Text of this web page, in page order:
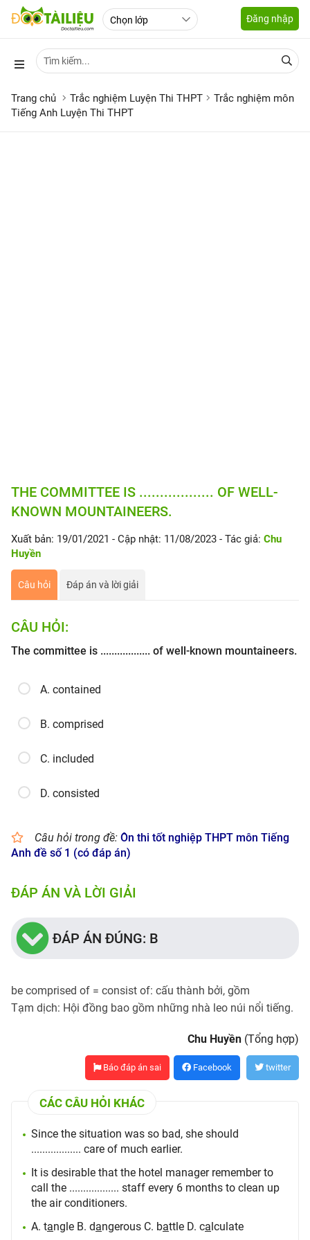
Đăng nhập
Trang chủ Trắc nghiệm Luyện Thi THPT
Trắc nghiệm môn
Tiếng Anh Luyện Thi THPT
THE COMMITTEE IS .................. OF WELL-
KNOWN MOUNTAINEERS.
Xuất bản: 19/01/2021 - Cập nhật: 11/08/2023 - Tác giả: Chu
Huyền
Câu hỏi Đáp án và lời giải
CÂU HỎI:
The committee is .................. of well-known mountaineers.
A. contained
B. comprised
C. included
D. consisted
Câu hỏi trong đề: Ôn thi tốt nghiệp THPT môn Tiếng
Anh đề số 1 (có đáp án)
ĐÁP ÁN VÀ LỜI GIẢI
ĐÁP ÁN ĐÚNG: B
be comprised of = consist of: cấu thành bởi, gồm
Tạm dịch: Hội đồng bao gồm những nhà leo núi nổi tiếng.
Chu Huyền (Tổng hợp)
Báo đáp án sai Facebook twitter
CÁC CÂU HỎI KHÁC
Since the situation was so bad, she should
.................. care of much earlier.
It is desirable that the hotel manager remember to
call the .................. staff every 6 months to clean up
the air conditioners.
A. tangle B. dangerous C. battle D. calculate